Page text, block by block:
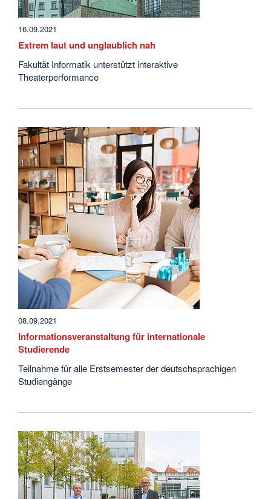
16.09.2021
Extrem laut und unglaublich nah
Fakultät Informatik unterstützt interaktive
Theaterperformance
08.09.2021
Informationsveranstaltung für internationale
Studierende
Teilnahme für alle Erstsemester der deutschsprachigen
Studiengänge